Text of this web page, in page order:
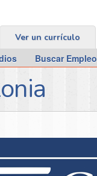
Ver un currículo
Buscar Empleo